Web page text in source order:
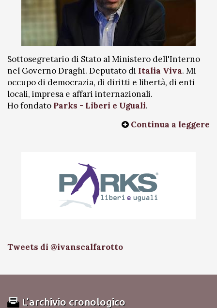
Sottosegretario di Stato al Ministero dell'Interno
nel Governo Draghi. Deputato di Italia Viva. Mi
occupo di democrazia, di diritti e libertà, di enti
locali, impresa e affari internazionali.
Ho fondato Parks - Liberi e Uguali.
Continua a leggere
Tweets di @ivanscalfarotto
L’archivio cronologico